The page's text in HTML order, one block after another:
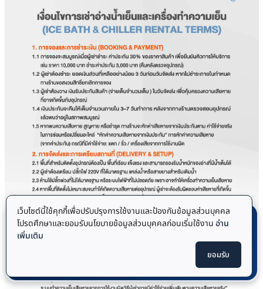
เว็บไซต์นี้ใช้คุกกี้เพื่อปรับปรุงการใช้งานและป้องกันข้อมูลส่วนบุคคล
โปรดศึกษาและยอมรับนโยบายข้อมูลส่วนบุคคลก่อนเริ่มใช้งาน อ่าน
เพิ่มเติม
ยอมรับ